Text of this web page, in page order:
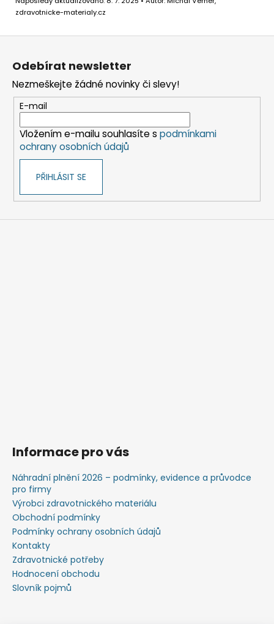
zdravotnicke-materialy.cz
Z
Odebírat newsletter
Nezmeškejte žádné novinky či slevy!
E-mail
Vložením e-mailu souhlasíte s podmínkami
ochrany osobních údajů
PŘIHLÁSIT SE
Informace pro vás
Náhradní plnění 2026 – podmínky, evidence a průvodce
pro firmy
Výrobci zdravotnického materiálu
Obchodní podmínky
Podmínky ochrany osobních údajů
Kontakty
Zdravotnické potřeby
Hodnocení obchodu
Slovník pojmů